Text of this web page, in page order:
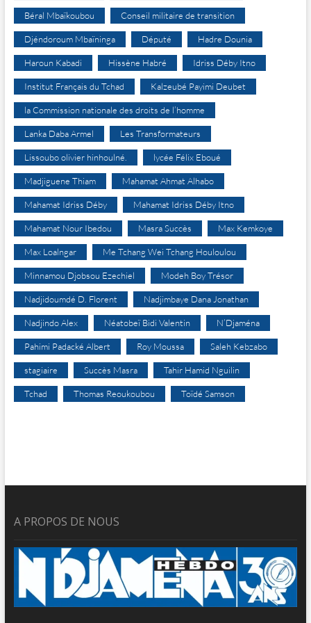
Béral Mbaïkoubou Conseil militaire de transition
Djéndoroum Mbaïninga Député Hadre Dounia
Haroun Kabadi Hissène Habré Idriss Déby Itno
Institut Français du Tchad Kalzeubé Payimi Deubet
la Commission nationale des droits de l’homme
Lanka Daba Armel Les Transformateurs
Lissoubo olivier hinhoulné. lycée Félix Eboué
Madjiguene Thiam Mahamat Ahmat Alhabo
Mahamat Idriss Déby Mahamat Idriss Déby Itno
Mahamat Nour Ibedou Masra Succès Max Kemkoye
Max Loalngar Me Tchang Wei Tchang Houloulou
Minnamou Djobsou Ezechiel Modeh Boy Trésor
Nadjidoumdé D. Florent Nadjimbaye Dana Jonathan
Nadjindo Alex Néatobeï Bidi Valentin N’Djaména
Pahimi Padacké Albert Roy Moussa Saleh Kebzabo
stagiaire Succès Masra Tahir Hamid Nguilin
Tchad Thomas Reoukoubou Toïdé Samson
A PROPOS DE NOUS